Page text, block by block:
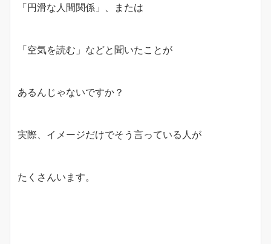
「円滑な人間関係」、または
「空気を読む」などと聞いたことが
あるんじゃないですか？
実際、イメージだけでそう言っている人が
たくさんいます。